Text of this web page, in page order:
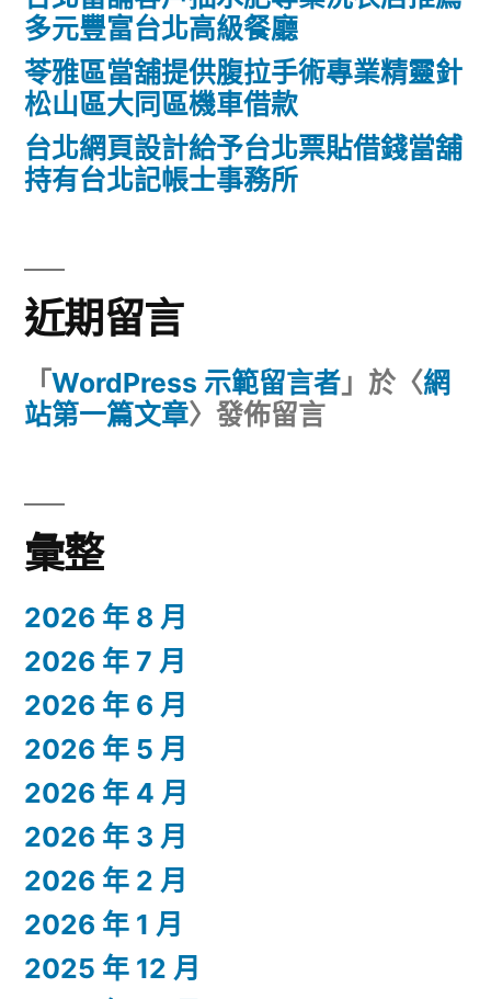
多元豐富台北高級餐廳
苓雅區當舖提供腹拉手術專業精靈針
松山區大同區機車借款
台北網頁設計給予台北票貼借錢當舖
持有台北記帳士事務所
近期留言
「 WordPress 示範留言者 」於〈網
站第一篇文章〉發佈留言
彙整
2026 年 8 月
2026 年 7 月
2026 年 6 月
2026 年 5 月
2026 年 4 月
2026 年 3 月
2026 年 2 月
2026 年 1 月
2025 年 12 月